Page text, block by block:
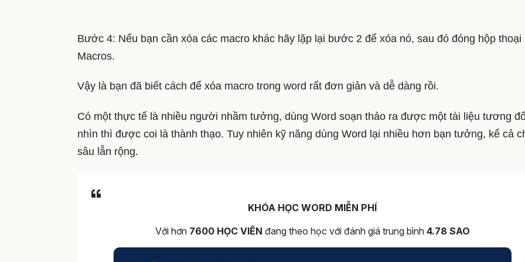
Bước 4: Nếu bạn cần xóa các macro khác hãy lặp lại bước 2 để xóa nó, sau đó đóng hộp thoại
Macros.
Vậy là bạn đã biết cách để xóa macro trong word rất đơn giản và dễ dàng rồi.
Có một thực tế là nhiều người nhầm tưởng, dùng Word soạn thảo ra được một tài liệu tương
nhìn thì được coi là thành thạo. Tuy nhiên kỹ năng dùng Word lại nhiều hơn bạn tưởng, kể cả
sâu lẫn rộng.
KHÓA HỌC WORD MIỄN PHÍ
Với hơn 7600 HỌC VIÊN đang theo học với đánh giá trung bình 4.78 SAO